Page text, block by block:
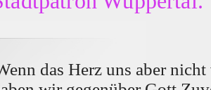
das Herz uns aber